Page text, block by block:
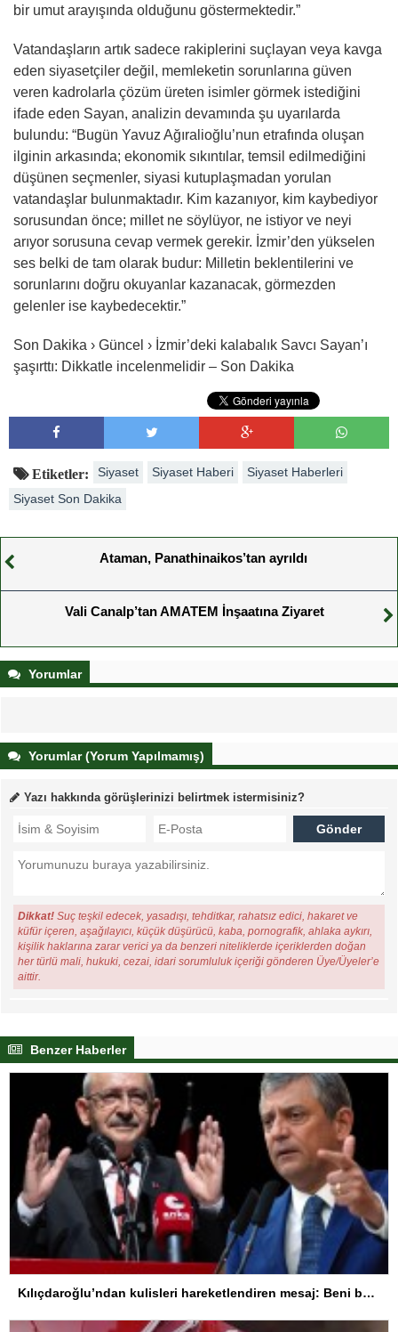
bir umut arayışında olduğunu göstermektedir.”
Vatandaşların artık sadece rakiplerini suçlayan veya kavga
eden siyasetçiler değil, memleketin sorunlarına güven
veren kadrolarla çözüm üreten isimler görmek istediğini
ifade eden Sayan, analizin devamında şu uyarılarda
bulundu: “Bugün Yavuz Ağıralioğlu’nun etrafında oluşan
ilginin arkasında; ekonomik sıkıntılar, temsil edilmediğini
düşünen seçmenler, siyasi kutuplaşmadan yorulan
vatandaşlar bulunmaktadır. Kim kazanıyor, kim kaybediyor
sorusundan önce; millet ne söylüyor, ne istiyor ve neyi
arıyor sorusuna cevap vermek gerekir. İzmir’den yükselen
ses belki de tam olarak budur: Milletin beklentilerini ve
sorunlarını doğru okuyanlar kazanacak, görmezden
gelenler ise kaybedecektir.”
Son Dakika › Güncel › İzmir’deki kalabalık Savcı Sayan’ı
şaşırttı: Dikkatle incelenmelidir – Son Dakika
Etiketler: Siyaset Siyaset Haberi
Siyaset Haberleri
Siyaset Son Dakika
Ataman, Panathinaikos’tan ayrıldı
Vali Canalp’tan AMATEM İnşaatına Ziyaret
Yorumlar
Yorumlar (Yorum Yapılmamış)
Yazı hakkında görüşlerinizi belirtmek istermisiniz?
Dikkat! Suç teşkil edecek, yasadışı, tehditkar, rahatsız edici, hakaret ve
küfür içeren, aşağılayıcı, küçük düşürücü, kaba, pornografik, ahlaka aykırı,
kişilik haklarına zarar verici ya da benzeri niteliklerde içeriklerden doğan
her türlü mali, hukuki, cezai, idari sorumluluk içeriği gönderen Üye/Üyeler’e
aittir.
Benzer Haberler
Kılıçdaroğlu’ndan kulisleri hareketlendiren mesaj: Beni bekleyin, sakın başka partiye gitmeyin